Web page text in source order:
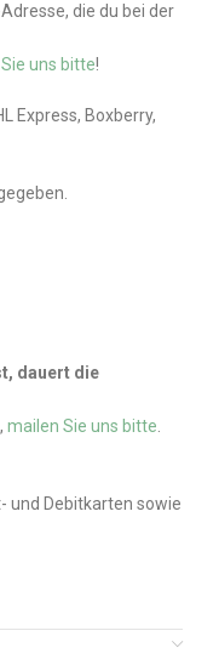
die du bei der
uns bitte!
Express, Boxberry,
dauert die
mailen Sie uns bitte
und Debitkarten sowie